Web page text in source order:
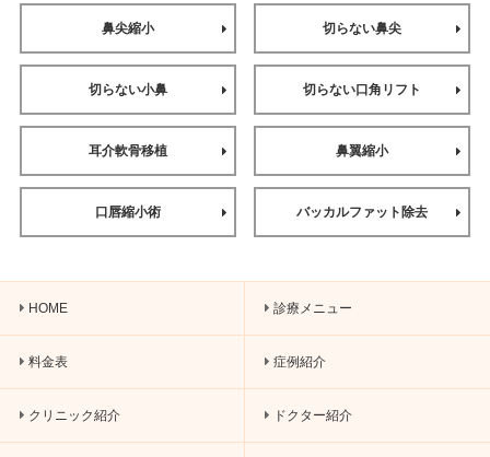
鼻尖縮小 切らない鼻尖
切らない小鼻 切らない口角リフト
耳介軟骨移植 鼻翼縮小
口唇縮小術 バッカルファット除去
HOME 診療メニュー
料金表 症例紹介
クリニック紹介 ドクター紹介